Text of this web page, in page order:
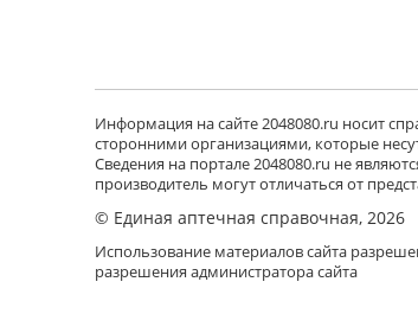
Информация на сайте 2048080.ru носит
сторонними организациями, которые
Сведения на портале 2048080.ru не
производитель могут отличаться от
© Единая аптечная справочная, 2026
Использование материалов сайта
разрешения администратора сайта